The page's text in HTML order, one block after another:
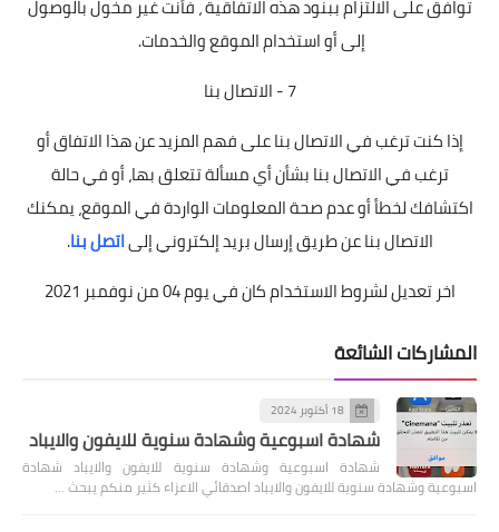
توافق على الالتزام ببنود هذه الاتفاقية ، فأنت غير مخول بالوصول
إلى أو استخدام الموقع والخدمات.
7 - الاتصال بنا
إذا كنت ترغب في الاتصال بنا على فهم المزيد عن هذا الاتفاق أو
ترغب في الاتصال بنا بشأن أي مسألة تتعلق بها، أو في حالة
اكتشافك لخطأ أو عدم صحة المعلومات الواردة في الموقع، يمكنك
الاتصال بنا عن طريق إرسال بريد إلكتروني إلىاتصل بنا.
اخر تعديل لشروط الاستخدام كان في يوم 04 من نوفمبر 2021
المشاركات الشائعة
18 أكتوبر 2024
شهادة اسبوعية وشهادة سنوية للايفون والايباد
شهادة اسبوعية وشهادة سنوية للايفون والايباد شهادة
اسبوعية وشهادة سنوية للايفون والايباد اصدقائي الاعزاء كثير منكم يبحث …